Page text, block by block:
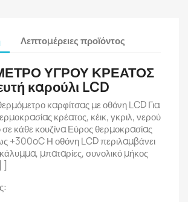
Λεπτομέρειες προϊόντος
ΥΓΡΟΥ ΚΡΕΑΤΟΣ
καρούλι LCD
καρφίτσας με οθόνη LCD Για
κρέατος, κέικ, γκριλ, νερού
κάθε κουζίνα Εύρος θερμοκρασίας
+300oC Η οθόνη LCD περιλαμβάνει
μπαταρίες, συνολικό μήκος